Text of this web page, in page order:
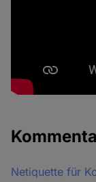
Netiquette für